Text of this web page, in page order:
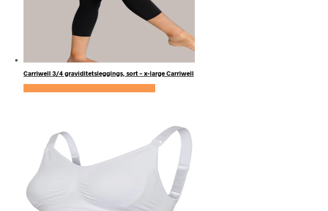
Carriwell 3/4 graviditetsleggings, sort – x-large Carriwell